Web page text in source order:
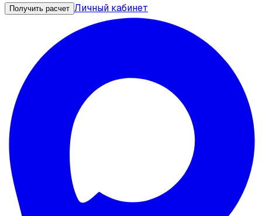
Получить расчет Личный кабинет